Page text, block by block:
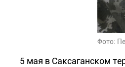
Фото:
5 мая в Саксаганском